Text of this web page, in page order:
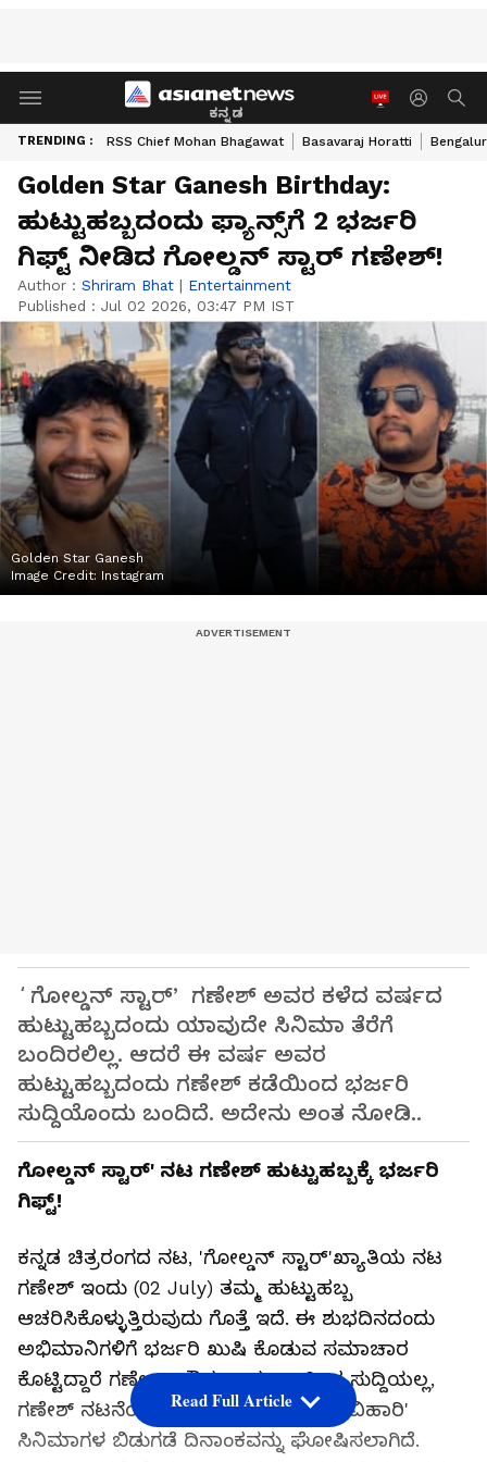
ಕನ್ನಡ
TRENDING : RSS Chief Mohan Bhagawat Basavaraj Horatti
Golden Star Ganesh Birthday:
ಹುಟ್ಟುಹಬ್ಬದಂದು ಫ್ಯಾನ್ಸ್‌ಗೆ 2 ಭರ್ಜರಿ
ಗಿಫ್ಟ್ ನೀಡಿದ ಗೋಲ್ಡನ್ ಸ್ಟಾರ್ ಗಣೇಶ್!
Author : Shriram Bhat | Entertainment
Published : Jul 02 2026, 03:47 PM IST
Golden Star Ganesh
Image Credit: Instagram
ʻಗೋಲ್ಡನ್‌ ಸ್ಟಾರ್‌ʼ ಗಣೇಶ್‌ ಅವರ ಕಳೆದ ವರ್ಷದ
ಹುಟ್ಟುಹಬ್ಬದಂದು ಯಾವುದೇ ಸಿನಿಮಾ ತೆರೆಗೆ
ಬಂದಿರಲಿಲ್ಲ. ಆದರೆ ಈ ವರ್ಷ ಅವರ
ಹುಟ್ಟುಹಬ್ಬದಂದು ಗಣೇಶ್‌ ಕಡೆಯಿಂದ ಭರ್ಜರಿ
ಸುದ್ದಿಯೊಂದು ಬಂದಿದೆ. ಅದೇನು ಅಂತ ನೋಡಿ..
ಗೋಲ್ಡನ್ ಸ್ಟಾರ್' ನಟ ಗಣೇಶ್ ಹುಟ್ಟುಹಬ್ಬಕ್ಕೆ ಭರ್ಜರಿ
ಗಿಫ್ಟ್!
ಕನ್ನಡ ಚಿತ್ರರಂಗದ ನಟ, 'ಗೋಲ್ಡನ್ ಸ್ಟಾರ್'ಖ್ಯಾತಿಯ ನಟ
ಗಣೇಶ್ ಇಂದು (02 July) ತಮ್ಮ ಹುಟ್ಟುಹಬ್ಬ
ಆಚರಿಸಿಕೊಳ್ಳುತ್ತಿರುವುದು ಗೊತ್ತೆ ಇದೆ. ಈ ಶುಭದಿನದಂದು
ಅಭಿಮಾನಿಗಳಿಗೆ ಭರ್ಜರಿ ಖುಷಿ ಕೊಡುವ ಸಮಾಚಾರ
ಕೊಟ್ಟಿದ್ದಾರೆ ಗಣೇಶ್. ಹೌದು, ಇದು ಅಂತಿಂಥ ಸುದ್ದಿಯಲ್ಲ,
ಗಣೇಶ್ ನಟನೆಯ 'ಪಿನಾಕ' ಹಾಗೂ 'ಬೃಂದಾ ವಿಹಾರಿ'
ಸಿನಿಮಾಗಳ ಬಿಡುಗಡೆ ದಿನಾಂಕವನ್ನು ಘೋಷಿಸಲಾಗಿದೆ.
Read Full Article